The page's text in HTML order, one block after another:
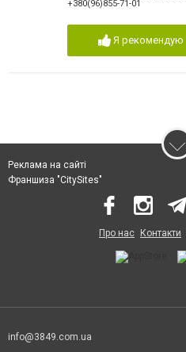
+380(96)855-71-01
Я рекомендую
Реклама на сайті
Франшиза "CitySites"
Про нас Контакти
info@3849.com.ua